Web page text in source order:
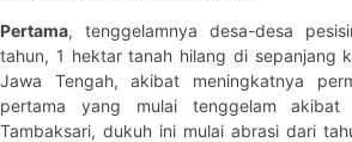
Pertama, tenggelamnya desa-desa
tahun, 1 hektar tanah hilang di sepanjang
Jawa Tengah, akibat meningkatnya
pertama yang mulai tenggelam
Tambaksari, dukuh ini mulai abrasi dari